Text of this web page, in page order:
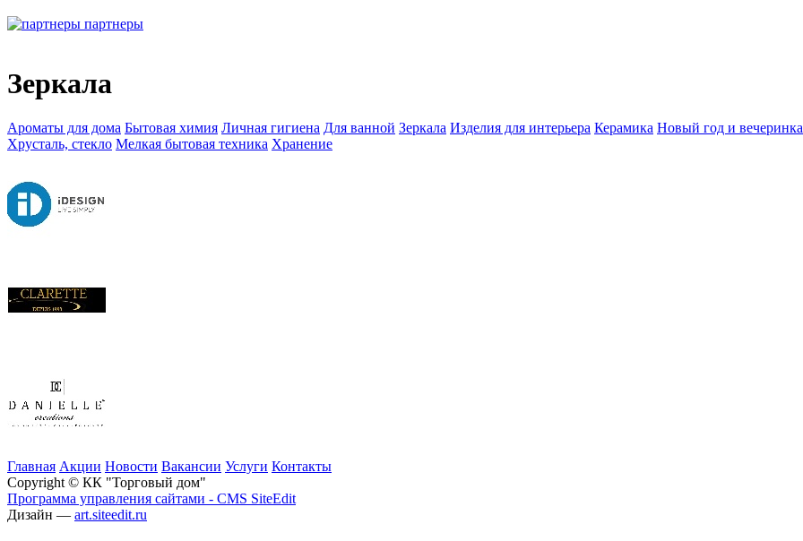
партнеры
Зеркала
Ароматы для дома Бытовая химия Личная гигиена Для ванной Зеркала Изделия для интерьера Керамика Новый год и вечеринка
Хрусталь, стекло Мелкая бытовая техника Хранение
Главная Акции Новости Вакансии Услуги Контакты
Copyright © КК "Торговый дом"
Программа управления сайтами - CMS SiteEdit
Дизайн — art.siteedit.ru